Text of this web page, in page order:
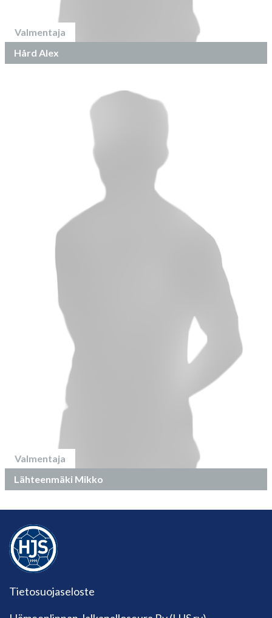
Valmentaja
Hård Alex
Valmentaja
Lähteenmäki Mikko
Tietosuojaseloste